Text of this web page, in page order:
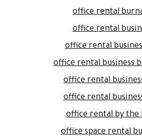
office rental
office rental
office rental
office rental business
office rental
office rental
office rental by the
office space rental